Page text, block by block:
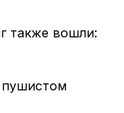
также вошли:
пушистом